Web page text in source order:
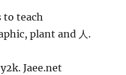
to teach
plant and 人.
Jaee.net